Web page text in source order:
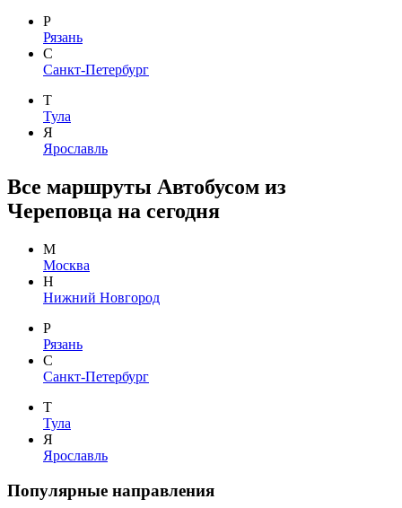
Р
Рязань
С
Санкт-Петербург
Т
Тула
Я
Ярославль
Все маршруты Автобусом из
Череповца на сегодня
М
Москва
Н
Нижний Новгород
Р
Рязань
С
Санкт-Петербург
Т
Тула
Я
Ярославль
Популярные направления